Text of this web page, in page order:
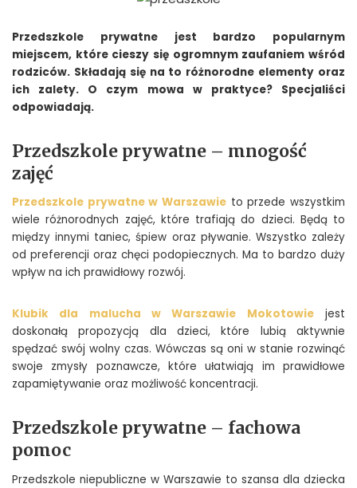
Przedszkole prywatne jest bardzo popularnym
miejscem, które cieszy się ogromnym zaufaniem wśród
rodziców. Składają się na to różnorodne elementy oraz
ich zalety. O czym mowa w praktyce? Specjaliści
odpowiadają.
Przedszkole prywatne – mnogość
zajęć
Przedszkole prywatne w Warszawie to przede wszystkim
wiele różnorodnych zajęć, które trafiają do dzieci. Będą to
między innymi taniec, śpiew oraz pływanie. Wszystko zależy
od preferencji oraz chęci podopiecznych. Ma to bardzo duży
wpływ na ich prawidłowy rozwój.
Klubik dla malucha w Warszawie Mokotowiejest
doskonałą propozycją dla dzieci, które lubią aktywnie
spędzać swój wolny czas. Wówczas są oni w stanie rozwinąć
swoje zmysły poznawcze, które ułatwiają im prawidłowe
zapamiętywanie oraz możliwość koncentracji.
Przedszkole prywatne – fachowa
pomoc
Przedszkole niepubliczne w Warszawie to szansa dla dziecka